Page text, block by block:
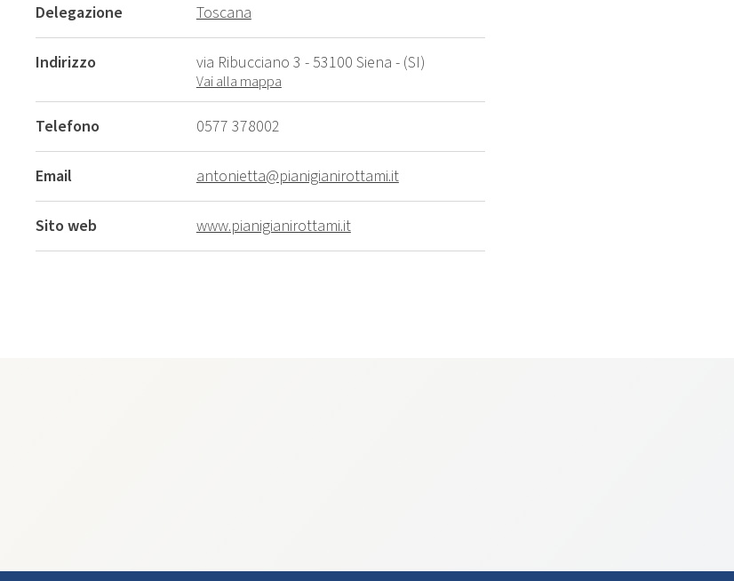
Delegazione Toscana
Indirizzo via Ribucciano 3 - 53100 Siena - (SI)
Vai alla mappa
Telefono 0577 378002
Email antonietta@pianigianirottami.it
Sito web www.pianigianirottami.it